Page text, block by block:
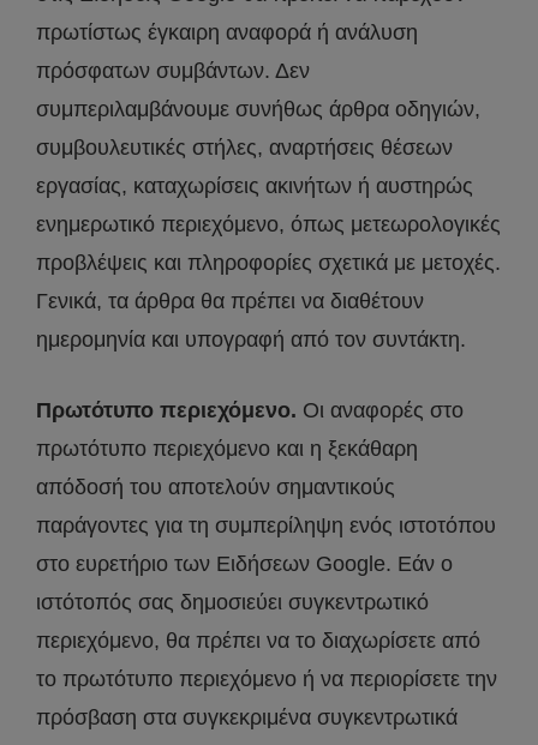
πρωτίστως έγκαιρη αναφορά ή ανάλυση
πρόσφατων συμβάντων. Δεν
συμπεριλαμβάνουμε συνήθως άρθρα οδηγιών,
συμβουλευτικές στήλες, αναρτήσεις θέσεων
εργασίας, καταχωρίσεις ακινήτων ή αυστηρώς
ενημερωτικό περιεχόμενο, όπως μετεωρολογικές
προβλέψεις και πληροφορίες σχετικά με μετοχές.
Γενικά, τα άρθρα θα πρέπει να διαθέτουν
ημερομηνία και υπογραφή από τον συντάκτη.
Πρωτότυπο περιεχόμενο. Οι αναφορές στο
πρωτότυπο περιεχόμενο και η ξεκάθαρη
απόδοσή του αποτελούν σημαντικούς
παράγοντες για τη συμπερίληψη ενός ιστοτόπου
στο ευρετήριο των Ειδήσεων Google. Εάν ο
ιστότοπός σας δημοσιεύει συγκεντρωτικό
περιεχόμενο, θα πρέπει να το διαχωρίσετε από
το πρωτότυπο περιεχόμενο ή να περιορίσετε την
πρόσβαση στα συγκεκριμένα συγκεντρωτικά